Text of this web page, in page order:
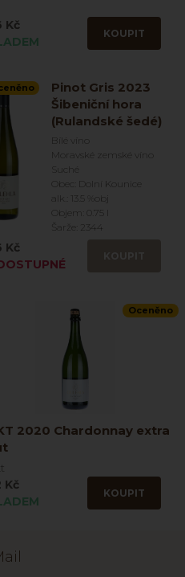
Kč
KOUPIT
Pinot Gris 2023
Šibeniční hora
(Rulandské šedé)
Bílé víno
Moravské zemské víno
Suché
Obec: Dolní Kounice
alk.: 13.5 %obj
Objem: 0.75 l
Šarže: 2344
Kč
Oceněno
2020 Chardonnay extra
Kč
KOUPIT